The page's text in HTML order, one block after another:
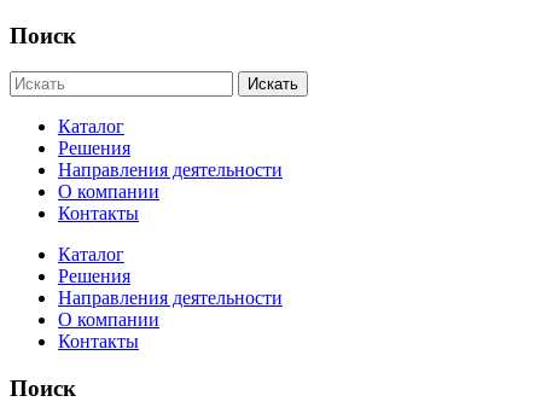
Поиск
Искать
Каталог
Решения
Направления деятельности
О компании
Контакты
Каталог
Решения
Направления деятельности
О компании
Контакты
Поиск